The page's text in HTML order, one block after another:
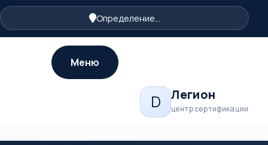
Определение...
D Легион
центр сертификации
Меню